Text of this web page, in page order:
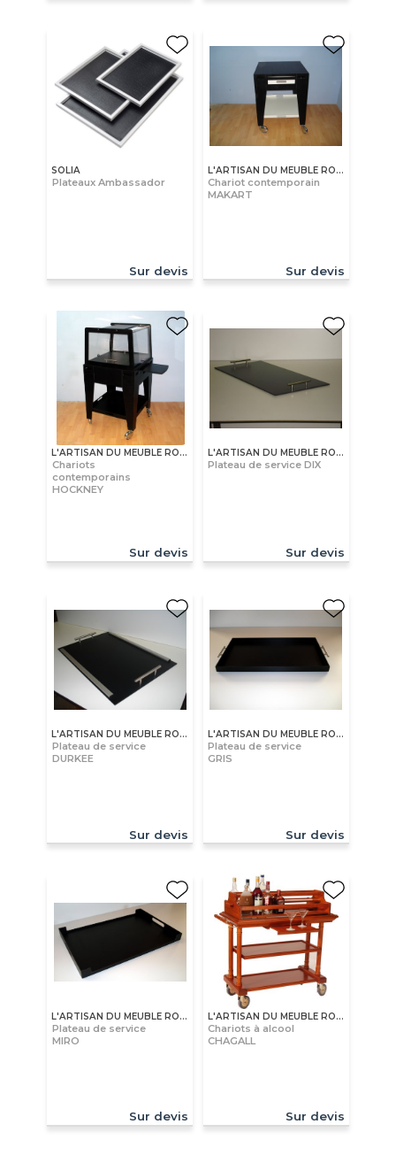
SOLIA
Plateaux Ambassador
Sur devis
L'ARTISAN DU MEUBLE ROLLAND
Chariot contemporain
MAKART
Sur devis
L'ARTISAN DU MEUBLE ROLLAND
Chariots
contemporains
HOCKNEY
Sur devis
L'ARTISAN DU MEUBLE ROLLAND
Plateau de service DIX
Sur devis
L'ARTISAN DU MEUBLE ROLLAND
Plateau de service
DURKEE
Sur devis
L'ARTISAN DU MEUBLE ROLLAND
Plateau de service
GRIS
Sur devis
L'ARTISAN DU MEUBLE ROLLAND
Plateau de service
MIRO
Sur devis
L'ARTISAN DU MEUBLE ROLLAND
Chariots à alcool
CHAGALL
Sur devis